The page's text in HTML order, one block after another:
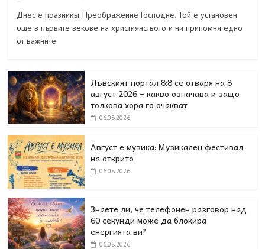
Днес е празникът Преображение Господне. Той е установен
още в първите векове на християнството и ни припомня едно
от важните
Лъвският портал 8:8 се отваря на 8
август 2026 – какво означава и защо
толкова хора го очакват
06.08.2026
Август е музика: Музикален фестивал
на открито
06.08.2026
Знаете ли, че телефонен разговор над
60 секунди може да блокира
енергията ви?
06.08.2026